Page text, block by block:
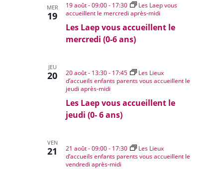
MER
19
Les Laep vous accueillent le
mercredi (0-6 ans)
19 août - 09:00- 17:30
Les Laep vous
accueillent le mercredi après-midi
JEU
20
Les Laep vous accueillent le
jeudi (0- 6 ans)
20 août - 13:30- 17:45
Les Lieux
d’accueils enfants parents vous accueillent le
jeudi après-midi
VEN
21 21 août - 09:00- 17:30
Les Lieux
d’accueils enfants parents vous accueillent le
vendredi après-midi